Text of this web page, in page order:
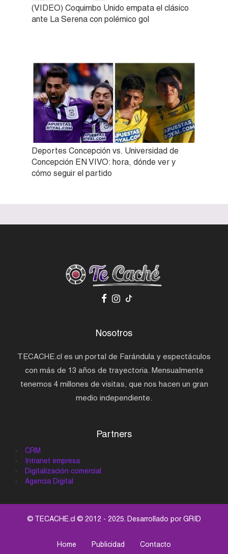
(VIDEO) Coquimbo Unido empata el clásico
ante La Serena con polémico gol
Deportes Concepción vs. Universidad de
Concepción EN VIVO: hora, dónde ver y
cómo seguir el partido
Nosotros
TECACHE.cl es un portal de Farándula y espectáculos
con más de 13 años de trayectoria. Mensualmente
tenemos 4 millones de visitas, que nos hacen un gran
medio independiente.
Partners
CRM
Intranet empresa
Digitalización comercial
Agencia Digital
© TECACHE.cl © 2012 - 2025. Desarrollado porGRID
Home Publicidad Contacto